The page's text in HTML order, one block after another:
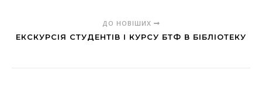
ДО НОВІШИХ
ЕКСКУРСІЯ СТУДЕНТІВ І КУРСУ БТФ В БІБЛІОТЕКУ